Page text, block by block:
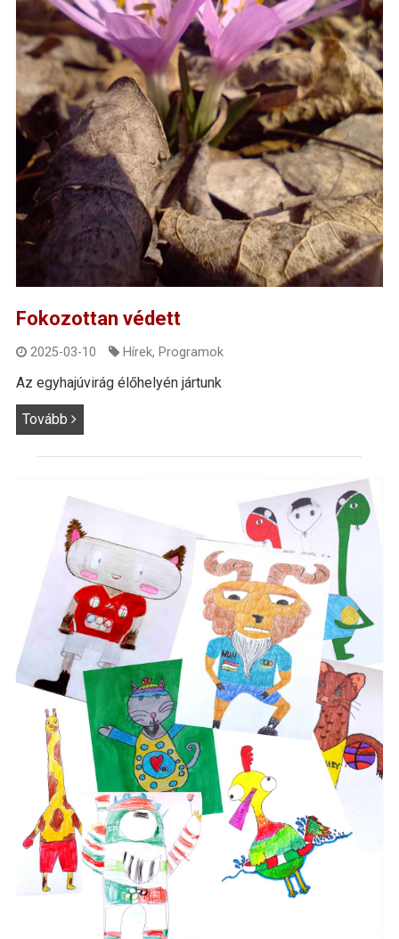
Fokozottan védett
2025-03-10 Hírek, Programok
Az egyhajúvirág élőhelyén jártunk
Tovább